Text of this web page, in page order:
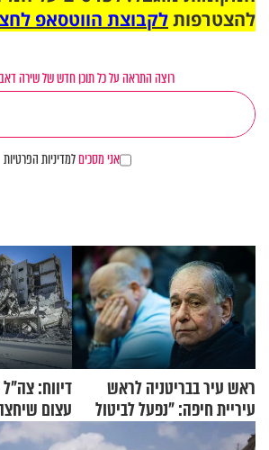
להצטרפותלקבוצת הווטסאפ
רוצה התראה על כל תוכן חדש של שירה
אני מסכיםלמדיניות הפרטיות
ראש עיר בבריטניה לראש
עיריית חיפה: ״נפעל לביטול
ברית הערים התאומות״
דיווח:
עצום
לשניים